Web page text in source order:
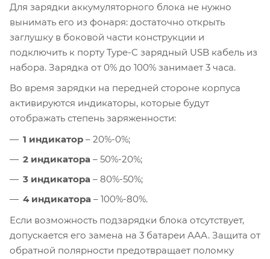
Для зарядки аккумуляторного блока не нужно
вынимать его из фонаря: достаточно открыть
заглушку в боковой части конструкции и
подключить к порту Type-C зарядный USB кабель из
набора. Зарядка от 0% до 100% занимает 3 часа.
Во время зарядки на передней стороне корпуса
активируются индикаторы, которые будут
отображать степень заряженности:
1 индикатор – 20%-0%;
2 индикатора – 50%-20%;
3 индикатора – 80%-50%;
4 индикатора – 100%-80%.
Если возможность подзарядки блока отсутствует,
допускается его замена на 3 батареи ААА. Защита от
обратной полярности предотвращает поломку